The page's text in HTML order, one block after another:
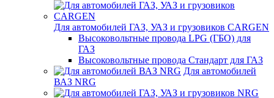
Для автомобилей ГАЗ, УАЗ и грузовиков CARGEN
Высоковольтные провода LPG (ГБО) для
ГАЗ
Высоковольтные провода Стандарт для ГАЗ
Для автомобилей
ВАЗ NRG